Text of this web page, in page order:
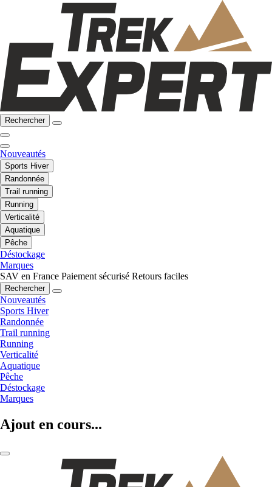
Rechercher
Nouveautés
Sports Hiver
Randonnée
Trail running
Running
Verticalité
Aquatique
Pêche
Déstockage
Marques
SAV en France Paiement sécurisé Retours faciles
Rechercher
Nouveautés
Sports Hiver
Randonnée
Trail running
Running
Verticalité
Aquatique
Pêche
Déstockage
Marques
Ajout en cours...